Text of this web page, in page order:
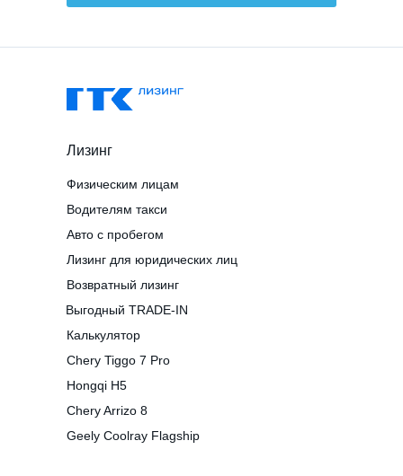
Лизинг
Водителям такси
Физическим лицам
Авто с пробегом
Geely Coolray Flagship
Лизинг для юридических лиц
Калькулятор
Chery Tiggo 7 Pro
Chery Arrizo 8
Hongqi H5
Возвратный лизинг
Выгодный TRADE-IN